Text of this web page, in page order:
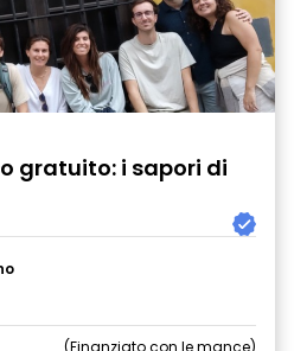
gratuito: i sapori di
Finanziato con le mance